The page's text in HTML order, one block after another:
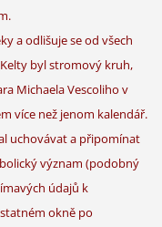
a odlišuje se od všech
byl stromový kruh,
Michaela Vescoliho v
více než jenom kalendář.
uchovávat a připomínat
význam (podobný
údajů k
okně po